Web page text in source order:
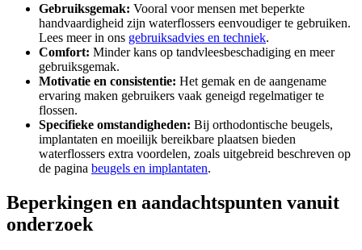
Gebruiksgemak: Vooral voor mensen met beperkte
handvaardigheid zijn waterflossers eenvoudiger te gebruiken.
Lees meer in ons gebruiksadvies en techniek.
Comfort: Minder kans op tandvleesbeschadiging en meer
gebruiksgemak.
Motivatie en consistentie: Het gemak en de aangename
ervaring maken gebruikers vaak geneigd regelmatiger te
flossen.
Specifieke omstandigheden: Bij orthodontische beugels,
implantaten en moeilijk bereikbare plaatsen bieden
waterflossers extra voordelen, zoals uitgebreid beschreven op
de pagina beugels en implantaten.
Beperkingen en aandachtspunten vanuit
onderzoek